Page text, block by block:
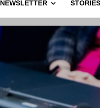
NEWSLETTER STORIES